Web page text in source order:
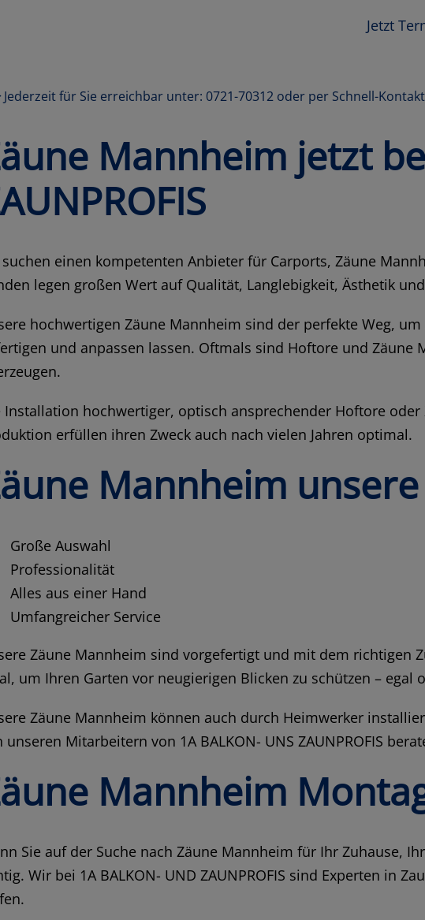
Jetzt
Jederzeit für Sie erreichbar unter: 0721-70312 oder per Schnell-
Mannheim jetzt
suchen einen kompetenten Anbieter für Carports, Zäune
legen großen Wert auf Qualität, Langlebigkeit, Ästhetik
hochwertigen Zäune Mannheim sind der perfekte Weg,
und anpassen lassen. Oftmals sind Hoftore und Zäune
Installation hochwertiger, optisch ansprechender Hoftore
erfüllen ihren Zweck auch nach vielen Jahren optimal.
Mannheim
Große Auswahl
Professionalität
Alles aus einer Hand
Umfangreicher Service
Zäune Mannheim sind vorgefertigt und mit dem richtigen
um Ihren Garten vor neugierigen Blicken zu schützen –
Zäune Mannheim können auch durch Heimwerker
unseren Mitarbeitern von 1A BALKON- UNS ZAUNPROFIS
Mannheim
Sie auf der Suche nach Zäune Mannheim für Ihr Zuhause,
Wir bei 1A BALKON- UND ZAUNPROFIS sind Experten in